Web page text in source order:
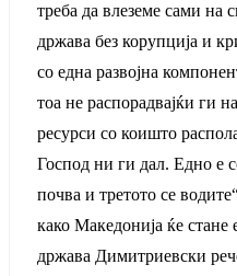
треба да влеземе сами на
држава без корупција и
со една развојна
тоа не распорадвајќи ги
ресурси со коишто
Господ ни ги дал. Едно е
почва и третото се
како Македонија ќе
држава Димитриевски